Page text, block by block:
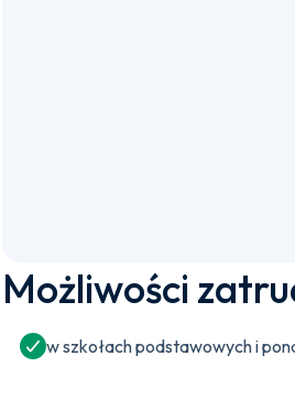
Możliwości
w szkołach podstawowych i